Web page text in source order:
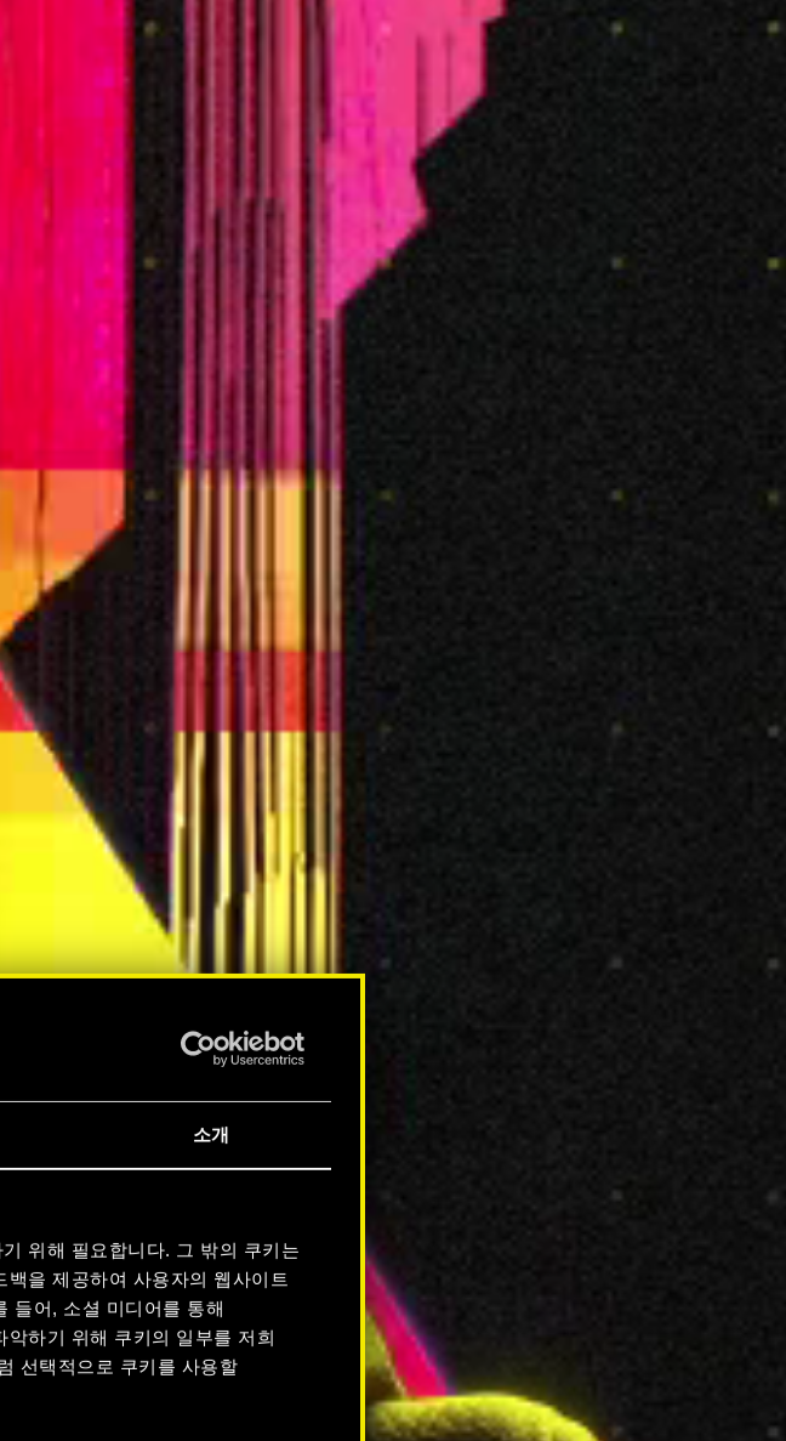
소개
위해 필요합니다. 그 밖의 쿠키는
을 제공하여 사용자의 웹사이트
들어, 소셜 미디어를 통해
하기 위해 쿠키의 일부를 저희
선택적으로 쿠키를 사용할